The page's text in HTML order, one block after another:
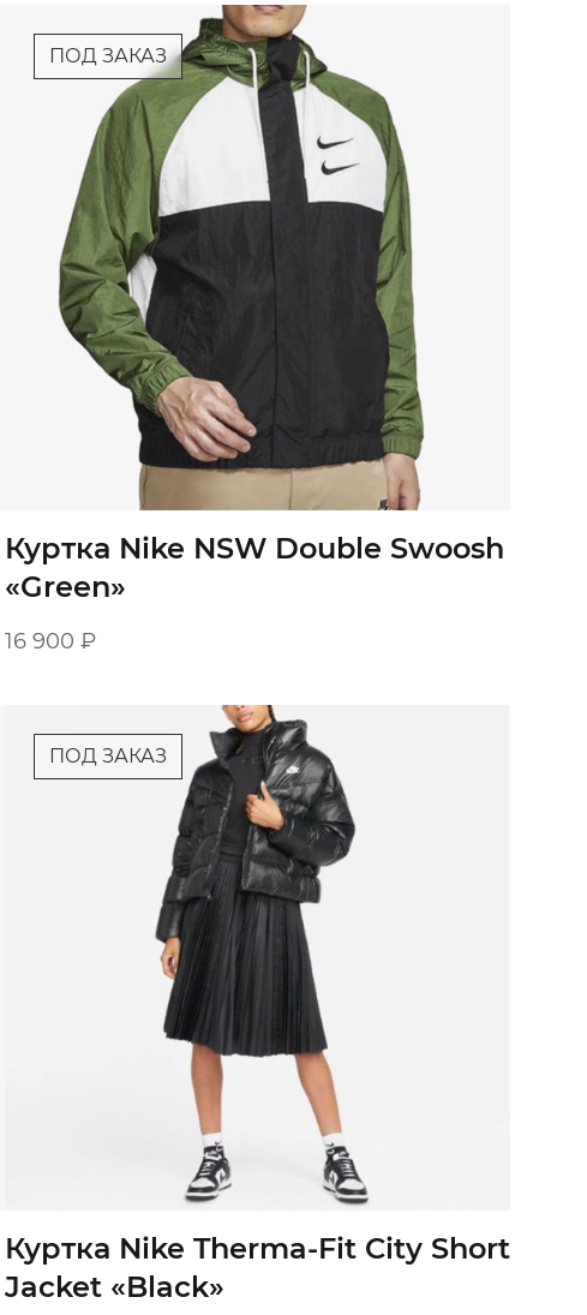
ПОД ЗАКАЗ
Куртка Nike NSW Double Swoosh
«Green»
16 900 ₽
ПОД ЗАКАЗ
Куртка Nike Therma-Fit City Short
Jacket «Black»